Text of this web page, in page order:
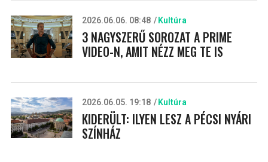
2026.06.06. 08:48 Kultúra
3 NAGYSZERŰ SOROZAT A PRIME
VIDEO-N, AMIT NÉZZ MEG TE IS
2026.06.05. 19:18 Kultúra
KIDERÜLT: ILYEN LESZ A PÉCSI NYÁRI
SZÍNHÁZ